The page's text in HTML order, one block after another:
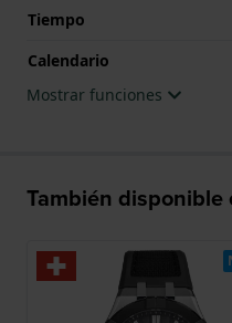
Tiempo
Calendario
Mostrar funciones
También disponible